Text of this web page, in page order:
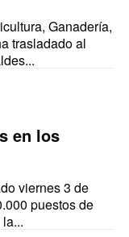
Ganadería,
trasladado al
en los
viernes 3 de
puestos de